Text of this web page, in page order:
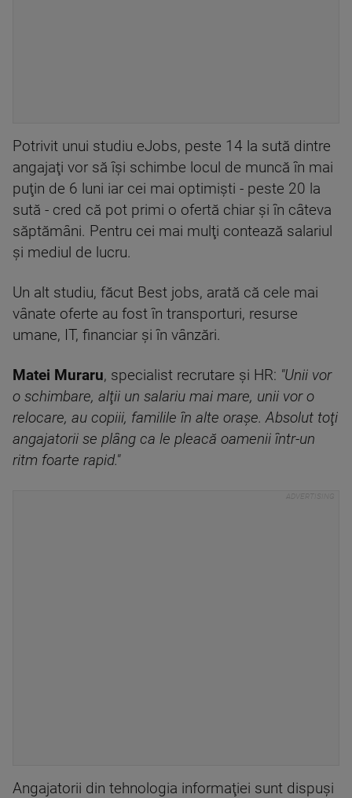
Potrivit unui studiu eJobs, peste 14 la sută dintre
angajaţi vor să îşi schimbe locul de muncă în mai
puţin de 6 luni iar cei mai optimişti - peste 20 la
sută - cred că pot primi o ofertă chiar şi în câteva
săptămâni. Pentru cei mai mulţi contează salariul
şi mediul de lucru.
Un alt studiu, făcut Best jobs, arată că cele mai
vânate oferte au fost în transporturi, resurse
umane, IT, financiar şi în vânzări.
Matei Muraru, specialist recrutare şi HR: "Unii vor
o schimbare, alţii un salariu mai mare, unii vor o
relocare, au copiii, familile în alte oraşe. Absolut toţi
angajatorii se plâng ca le pleacă oamenii într-un
ritm foarte rapid."
Angajatorii din tehnologia informaţiei sunt dispuşi